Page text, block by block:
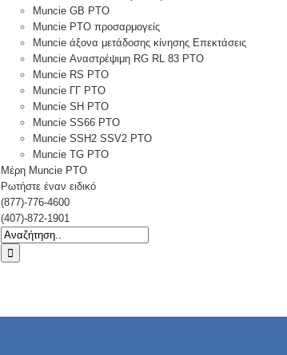
Muncie GB ΡΤΟ
Muncie PTO προσαρμογείς
Muncie άξονα μετάδοσης κίνησης Επεκτάσεις
Muncie Αναστρέψιμη RG RL 83 PTO
Muncie RS ΡΤΟ
Muncie ΓΓ PTO
Muncie SH ΡΤΟ
Muncie SS66 PTO
Muncie SSH2 SSV2 PTO
Muncie TG PTO
Μέρη Muncie PTO
Ρωτήστε έναν ειδικό
(877)-776-4600
(407)-872-1901
Ψάχνω
για: